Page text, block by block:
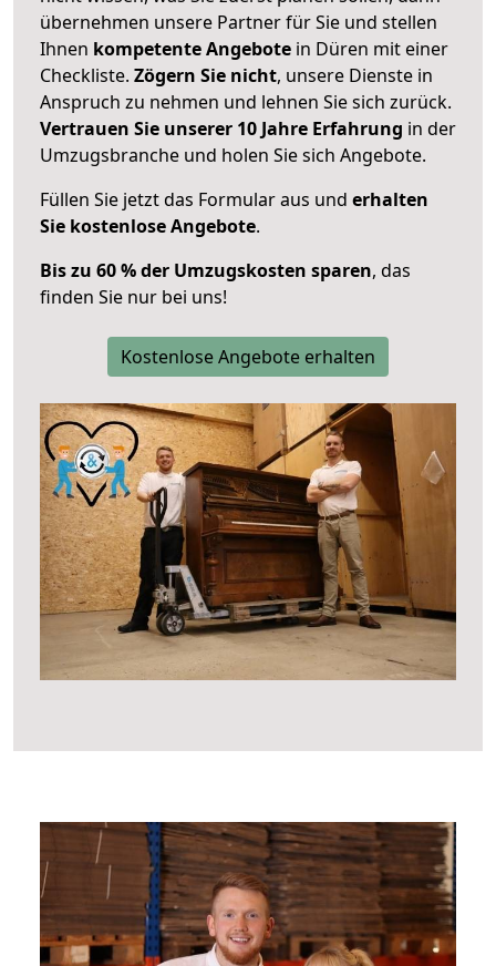
übernehmen unsere Partner für Sie und stellen
Ihnen kompetente Angebote in Düren mit einer
Checkliste. Zögern Sie nicht, unsere Dienste in
Anspruch zu nehmen und lehnen Sie sich zurück.
Vertrauen Sie unserer 10 Jahre Erfahrung in der
Umzugsbranche und holen Sie sich Angebote.
Füllen Sie jetzt das Formular aus und erhalten
Sie kostenlose Angebote.
Bis zu 60 % der Umzugskosten sparen, das
finden Sie nur bei uns!
Kostenlose Angebote erhalten